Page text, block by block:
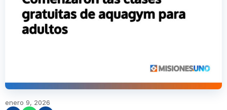
enero 9, 2026